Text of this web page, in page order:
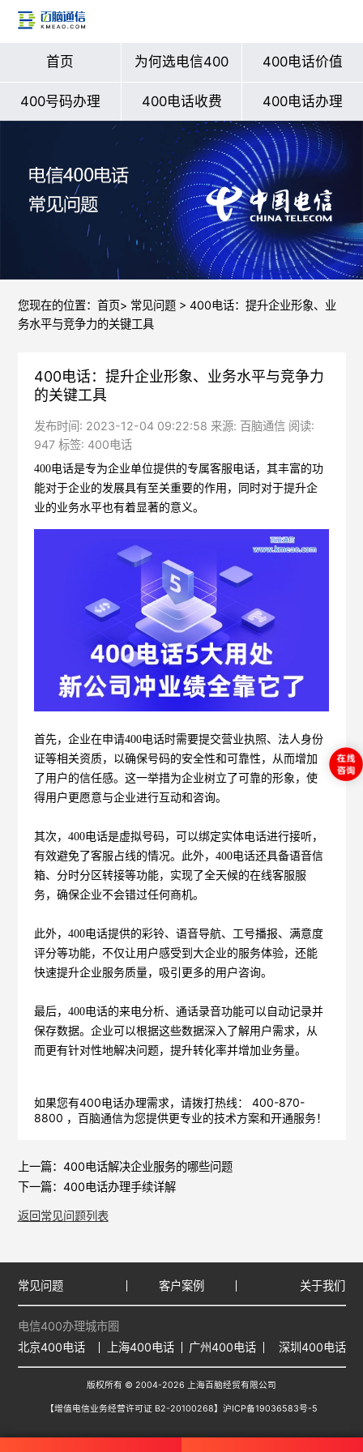
首页 为何选电信400 400电话价值
400号码办理 400电话收费 400电话办理
您现在的位置： 首页> 常见问题> 400电话：提升企业形象、业
务水平与竞争力的关键工具
400电话：提升企业形象、业务水平与竞争力
的关键工具
发布时间: 2023-12-04 09:22:58 来源: 百脑通信 阅读:
947 标签: 400电话
400电话是专为企业单位提供的专属客服电话，其丰富的功
能对于企业的发展具有至关重要的作用，同时对于提升企
业的业务水平也有着显著的意义。
首先，企业在申请400电话时需要提交营业执照、法人身份
证等相关资质，以确保号码的安全性和可靠性，从而增加
了用户的信任感。这一举措为企业树立了可靠的形象，使
得用户更愿意与企业进行互动和咨询。
其次，400电话是虚拟号码，可以绑定实体电话进行接听，
有效避免了客服占线的情况。此外，400电话还具备语音信
箱、分时分区转接等功能，实现了全天候的在线客服服
务，确保企业不会错过任何商机。
此外，400电话提供的彩铃、语音导航、工号播报、满意度
评分等功能，不仅让用户感受到大企业的服务体验，还能
快速提升企业服务质量，吸引更多的用户咨询。
最后，400电话的来电分析、通话录音功能可以自动记录并
保存数据。企业可以根据这些数据深入了解用户需求，从
而更有针对性地解决问题，提升转化率并增加业务量。
如果您有400电话办理需求，请拨打热线： 400-870-
8800 ，百脑通信为您提供更专业的技术方案和开通服务！
上一篇： 400电话解决企业服务的哪些问题
下一篇： 400电话办理手续详解
返回常见问题列表
常见问题 客户案例 关于我们
电信400办理城市圈
北京400电话
上海400电话 广州400电话 深圳400电话
版权所有 © 2004-2026 上海百脑经贸有限公司
【增值电信业务经营许可证 B2-20100268】 沪ICP备19036583号-5